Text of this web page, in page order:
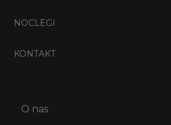
NOCLEGI
KONTAKT
O nas